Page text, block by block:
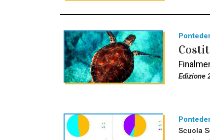
Edizione
Scuola